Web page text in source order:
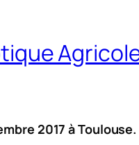
2017 à Toulouse.